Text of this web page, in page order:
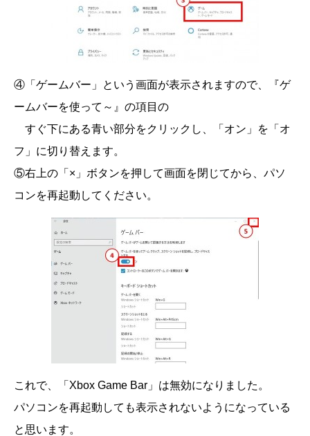
④「ゲームバー」という画面が表示されますので、『ゲ
ームバーを使って～』の項目の
すぐ下にある青い部分をクリックし、「オン」を「オ
フ」に切り替えます。
⑤右上の「×」ボタンを押して画面を閉じてから、パソ
コンを再起動してください。
これで、「Xbox Game Bar」は無効になりました。
パソコンを再起動しても表示されないようになっている
と思います。